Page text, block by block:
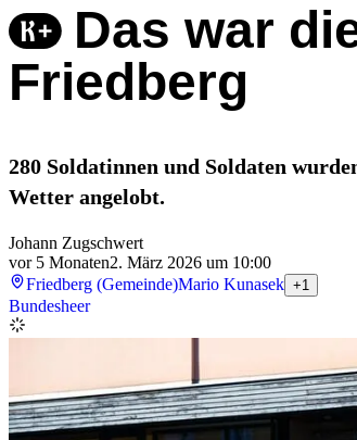
Das war
Friedberg
280 Soldatinnen und Soldaten
Wetter angelobt.
Johann Zugschwert
vor 5 Monaten2. März 2026 um 10:00
Friedberg (Gemeinde)Mario Kunasek +1
Bundesheer